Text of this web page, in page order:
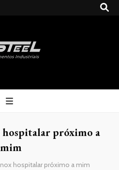
hospitalar próximo a
mim
hospitalar próximo a mim